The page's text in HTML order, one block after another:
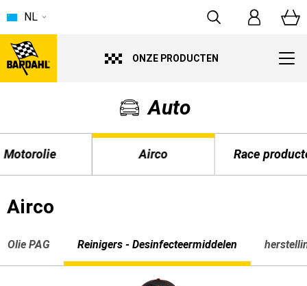
ONZE PRODUCTEN
NL
Auto
Motorolie Airco Race
Airco
Olie PAG Reinigers - Desinfecteermiddelen